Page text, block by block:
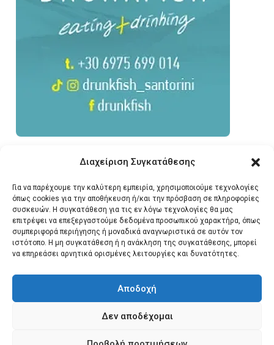
Διαχείριση Συγκατάθεσης
Για να παρέχουμε την καλύτερη εμπειρία, χρησιμοποιούμε τεχνολογίες
όπως cookies για την αποθήκευση ή/και την πρόσβαση σε πληροφορίες
συσκευών. Η συγκατάθεση για τις εν λόγω τεχνολογίες θα μας
επιτρέψει να επεξεργαστούμε δεδομένα προσωπικού χαρακτήρα, όπως
συμπεριφορά περιήγησης ή μοναδικά αναγνωριστικά σε αυτόν τον
ιστότοπο. Η μη συγκατάθεση ή η ανάκληση της συγκατάθεσης, μπορεί
να επηρεάσει αρνητικά ορισμένες λειτουργίες και δυνατότητες.
Αποδοχή
Δεν αποδέχομαι